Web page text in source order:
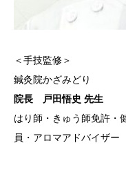
＜手技監修＞
鍼灸院かざみどり
院長 戸田悟史 先生
はり師・きゅう師免許・
員・アロマアドバイザー